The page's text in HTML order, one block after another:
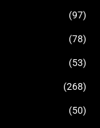
(97)
(78)
(53)
(268)
(50)